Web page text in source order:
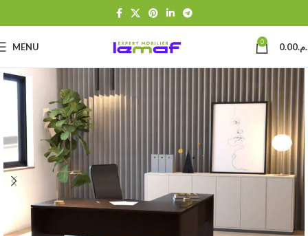
MENU 0 0.00